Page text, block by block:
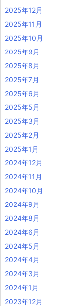
2025年12月
2025年11月
2025年10月
2025年9月
2025年8月
2025年7月
2025年6月
2025年5月
2025年3月
2025年2月
2025年1月
2024年12月
2024年11月
2024年10月
2024年9月
2024年8月
2024年6月
2024年5月
2024年4月
2024年3月
2024年1月
2023年12月